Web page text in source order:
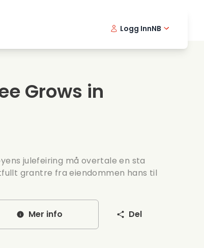
serier
Bryllup
Logg InnNB
Grows in
julefeiring må overtale en sta
grantre fra eiendommen hans til
Mer info Del